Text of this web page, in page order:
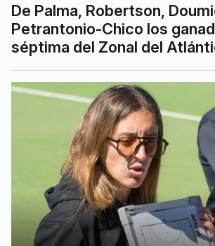
De Palma, Robertson,
Petrantonio-Chico los
séptima del Zonal del